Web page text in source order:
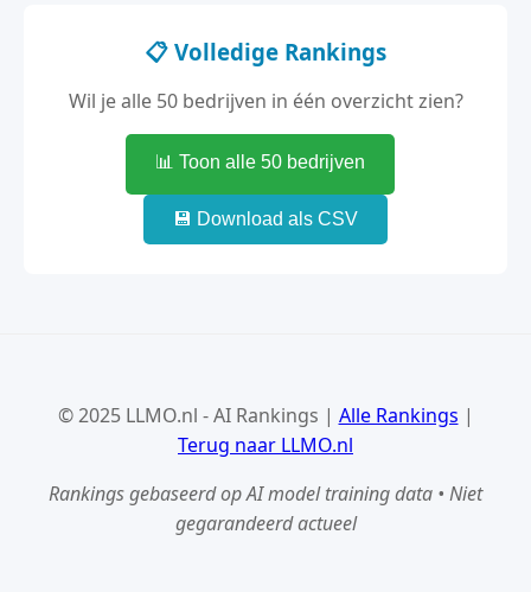
📋 Volledige Rankings
Wil je alle 50 bedrijven in één overzicht zien?
📊 Toon alle 50 bedrijven
💾 Download als CSV
© 2025 LLMO.nl - AI Rankings | Alle Rankings |
Terug naar LLMO.nl
Rankings gebaseerd op AI model training data • Niet
gegarandeerd actueel